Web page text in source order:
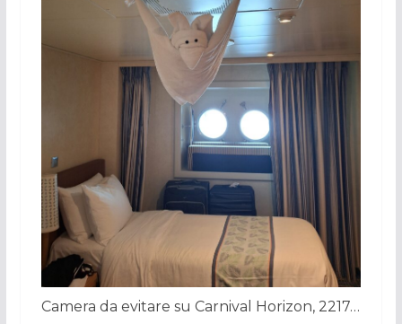
Camera da evitare su Carnival Horizon, 2217…